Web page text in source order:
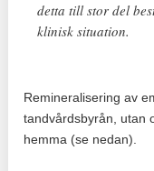
detta till stor del
klinisk situation.
Remineralisering av
tandvårdsbyrån, utan
hemma (se nedan).